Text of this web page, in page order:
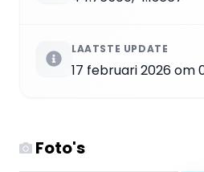
LAATSTE UPDATE
17 februari 2026 om
Foto's